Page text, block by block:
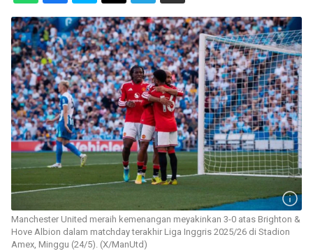
Manchester United meraih kemenangan meyakinkan 3-0 atas Brighton &
Hove Albion dalam matchday terakhir Liga Inggris 2025/26 di Stadion
Amex, Minggu (24/5). (X/ManUtd)